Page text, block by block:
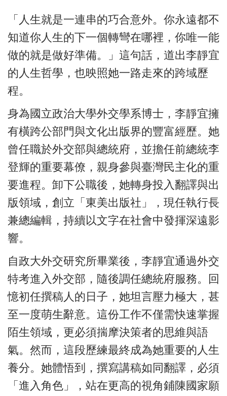
「人生就是一連串的巧合意外。你永遠都不
知道你人生的下一個轉彎在哪裡，你唯一能
做的就是做好準備。」這句話，道出李靜宜
的人生哲學，也映照她一路走來的跨域歷
程。
身為國立政治大學外交學系博士，李靜宜擁
有橫跨公部門與文化出版界的豐富經歷。她
曾任職於外交部與總統府，並擔任前總統李
登輝的重要幕僚，親身參與臺灣民主化的重
要進程。卸下公職後，她轉身投入翻譯與出
版領域，創立「東美出版社」，現任執行長
兼總編輯，持續以文字在社會中發揮深遠影
響。
自政大外交研究所畢業後，李靜宜通過外交
特考進入外交部，隨後調任總統府服務。回
憶初任撰稿人的日子，她坦言壓力極大，甚
至一度萌生辭意。這份工作不僅需快速掌握
陌生領域，更必須揣摩決策者的思維與語
氣。然而，這段歷練最終成為她重要的人生
養分。她體悟到，撰寫講稿如同翻譯，必須
「進入角色」，站在更高的視角鋪陳國家願